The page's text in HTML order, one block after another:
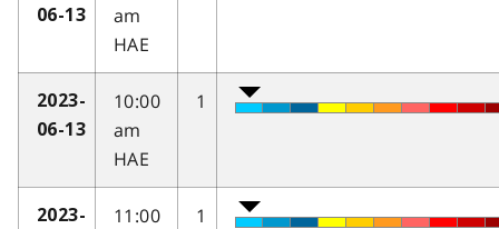
06-13
am
HAE
2023-
06-13
10:00
am
HAE
1
2023-
11:00
1